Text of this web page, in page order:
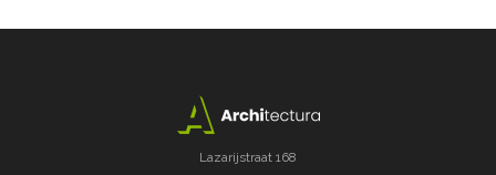
Lazarijstraat 168